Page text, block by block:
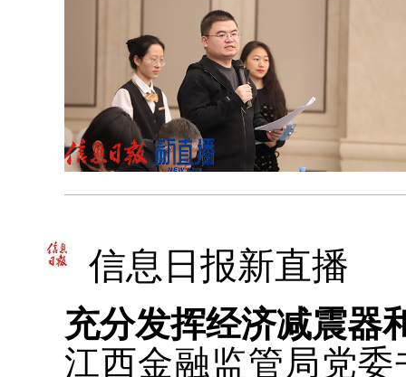
信息日报新直播
充分发挥经济减震器
江西金融监管局党